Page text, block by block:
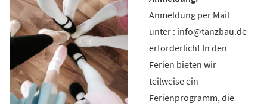
Anmeldung per Mail
unter : info@tanzbau.de
erforderlich! In den
Ferien bieten wir
teilweise ein
Ferienprogramm, die